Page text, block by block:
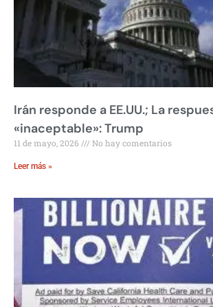
Irán responde a EE.UU.; La
«inaceptable»: Trump
11 de mayo, 2026 No hay comentarios
Leer más »